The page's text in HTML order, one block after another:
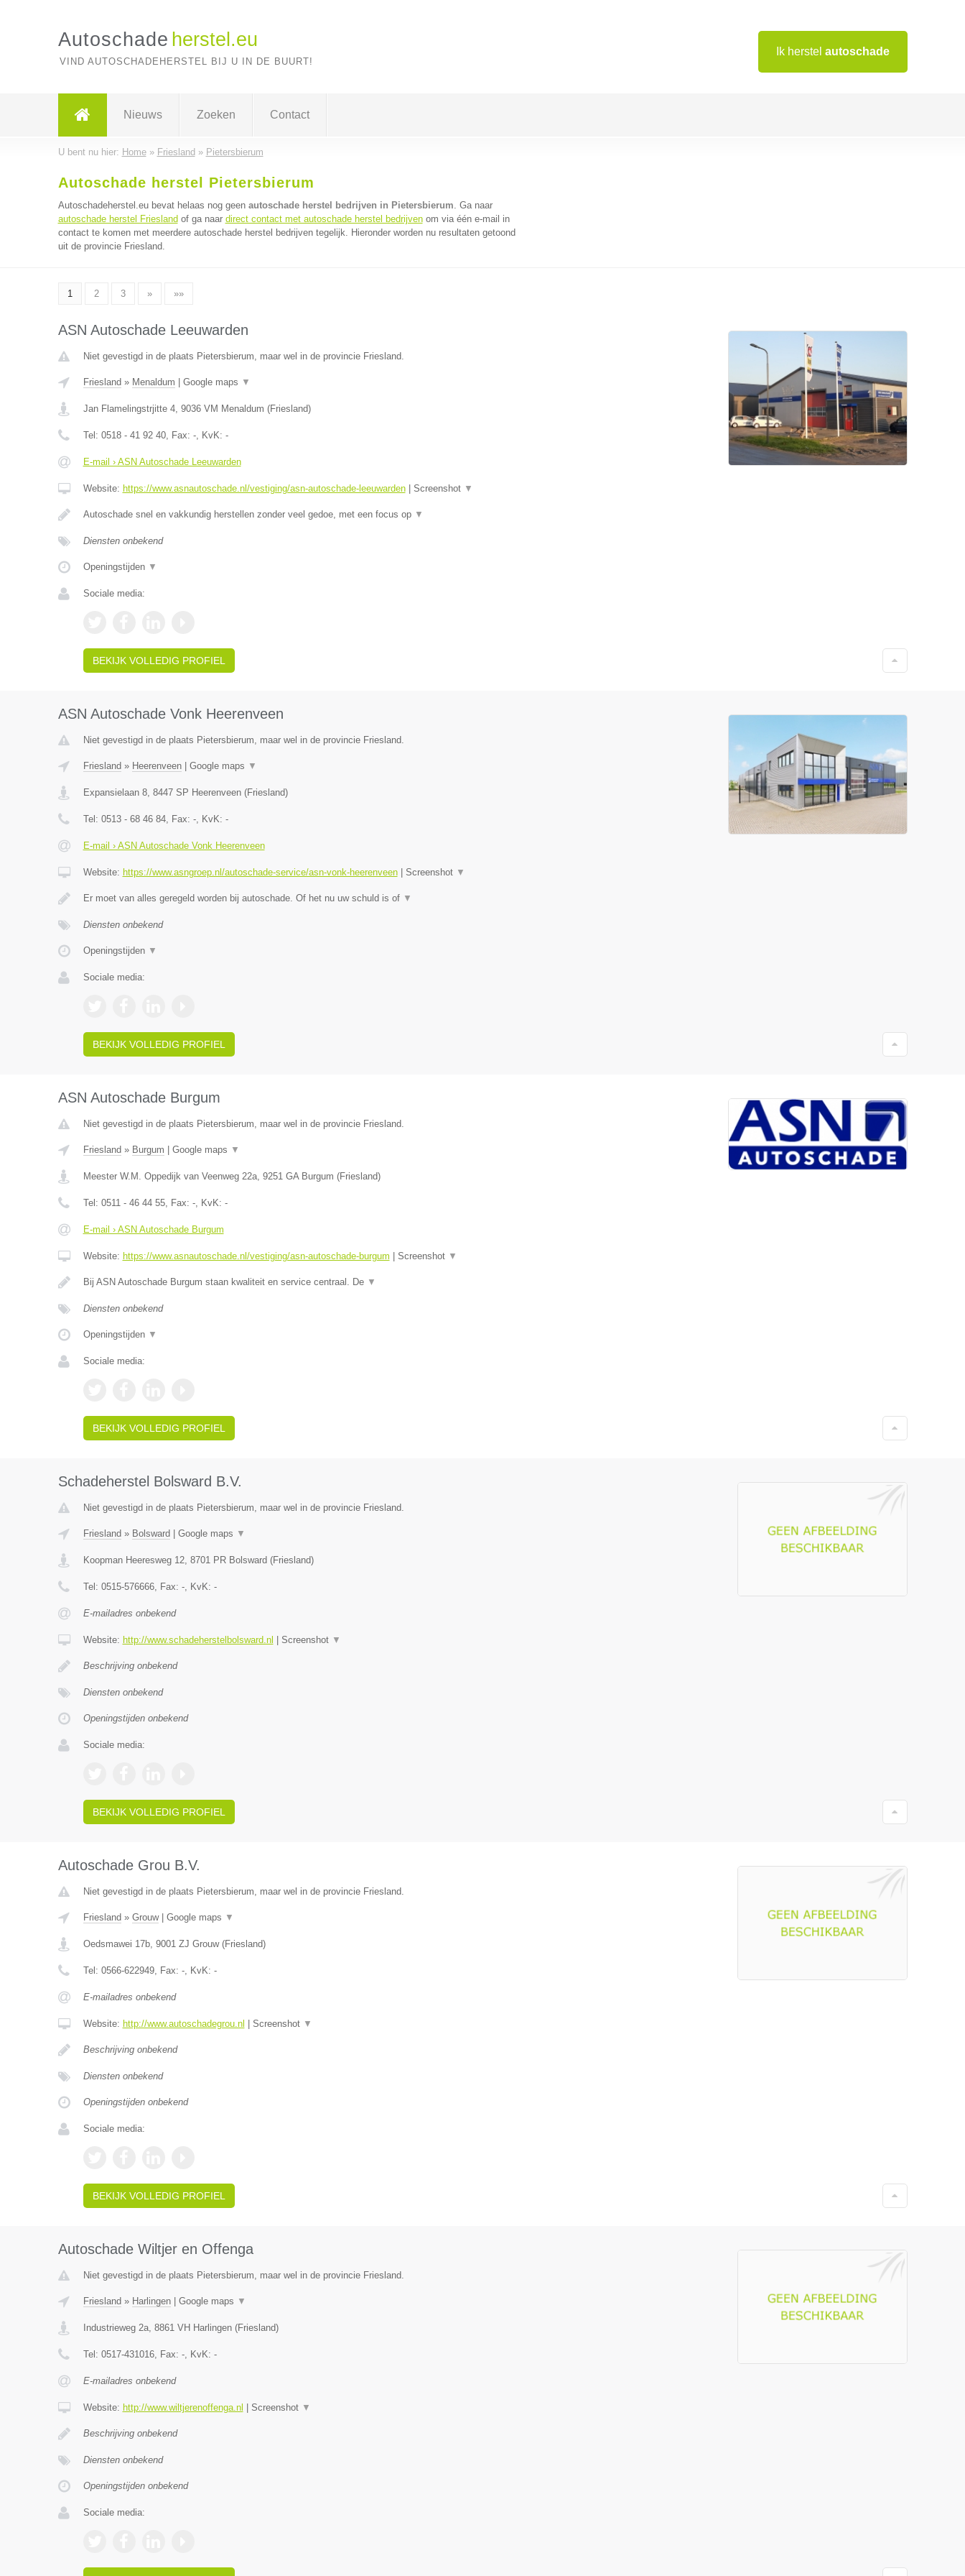
Ik herstel autoschade
Autoschade herstel.eu
VIND AUTOSCHADEHERSTEL BIJ U IN DE BUURT!
Nieuws Zoeken Contact
U bent nu hier: Home» Friesland » Pietersbierum
Autoschade herstel Pietersbierum
Autoschadeherstel.eu bevat helaas nog geen autoschade herstel bedrijven in Pietersbierum. Ga naar
autoschade herstel Friesland of ga naar direct contact met autoschade herstel bedrijvenom via één e-mail in
contact te komen met meerdere autoschade herstel bedrijven tegelijk. Hieronder worden nu resultaten getoond
uit de provincie Friesland.
1 2 3 » »»
ASN Autoschade Leeuwarden
Niet gevestigd in de plaats Pietersbierum, maar wel in de provincie Friesland.
Friesland » Menaldum Google maps ▼
Jan Flamelingstrjitte 4, 9036 VM Menaldum (Friesland)
Tel: 0518 - 41 92 40, Fax: -, KvK: -
E-mail › ASN Autoschade Leeuwarden
Website: https://www.asnautoschade.nl/vestiging/asn-autoschade-leeuwarden| Screenshot ▼
Autoschade snel en vakkundig herstellen zonder veel gedoe, met een focus op ▼
Diensten onbekend
Openingstijden ▼
Sociale media:
BEKIJK VOLLEDIG PROFIEL
ASN Autoschade Vonk Heerenveen
Niet gevestigd in de plaats Pietersbierum, maar wel in de provincie Friesland.
Friesland » Heerenveen| Google maps ▼
Expansielaan 8, 8447 SP Heerenveen(Friesland)
Tel: 0513 - 68 46 84, Fax: -, KvK: -
E-mail › ASN Autoschade Vonk Heerenveen
Website: https://www.asngroep.nl/autoschade-service/asn-vonk-heerenveen| Screenshot ▼
Er moet van alles geregeld worden bij autoschade. Of het nu uw schuld is of ▼
Diensten onbekend
Openingstijden ▼
Sociale media:
BEKIJK VOLLEDIG PROFIEL
ASN Autoschade Burgum
Niet gevestigd in de plaats Pietersbierum, maar wel in de provincie Friesland.
Friesland » Burgum Google maps ▼
Meester W.M. Oppedijk van Veenweg 22a, 9251 GA Burgum (Friesland)
Tel: 0511 - 46 44 55, Fax: -, KvK: -
E-mail › ASN Autoschade Burgum
Website: https://www.asnautoschade.nl/vestiging/asn-autoschade-burgum Screenshot ▼
Bij ASN Autoschade Burgum staan kwaliteit en service centraal. De ▼
Diensten onbekend
Openingstijden ▼
Sociale media:
BEKIJK VOLLEDIG PROFIEL
Schadeherstel Bolsward B.V.
Niet gevestigd in de plaats Pietersbierum, maar wel in de provincie Friesland.
Friesland » Bolsward Google maps ▼
Koopman Heeresweg 12, 8701 PR Bolsward (Friesland)
Tel: 0515-576666, Fax: -, KvK: -
E-mailadres onbekend
Website: http://www.schadeherstelbolsward.nl Screenshot ▼
Beschrijving onbekend
Diensten onbekend
Openingstijden onbekend
Sociale media:
BEKIJK VOLLEDIG PROFIEL
Autoschade Grou B.V.
Niet gevestigd in de plaats Pietersbierum, maar wel in de provincie Friesland.
Friesland » Grouw| Google maps ▼
Oedsmawei 17b, 9001 ZJ Grouw(Friesland)
Tel: 0566-622949, Fax: -, KvK: -
E-mailadres onbekend
Website: http://www.autoschadegrou.nl Screenshot ▼
Beschrijving onbekend
Diensten onbekend
Openingstijden onbekend
Sociale media:
BEKIJK VOLLEDIG PROFIEL
Autoschade Wiltjer en Offenga
Niet gevestigd in de plaats Pietersbierum, maar wel in de provincie Friesland.
Friesland » Harlingen| Google maps ▼
Industrieweg 2a, 8861 VH Harlingen(Friesland)
Tel: 0517-431016, Fax: -, KvK: -
E-mailadres onbekend
Website: http://www.wiltjerenoffenga.nl Screenshot ▼
Beschrijving onbekend
Diensten onbekend
Openingstijden onbekend
Sociale media: